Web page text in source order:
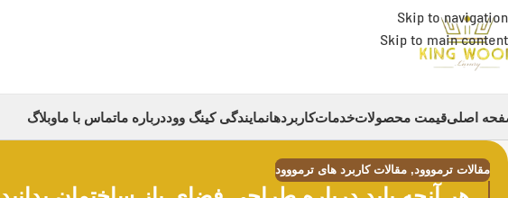
Skip to navigation
Skip to main content
اصلیقیمت محصولاتخدماتکاربردهانمایندگی کینگ ووددرباره ماتماس با ماوبلاگ
مقالات ترمووود, مقالات کاربرد های ترمووود